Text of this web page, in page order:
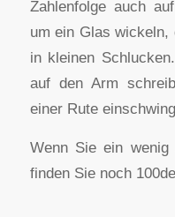
Zahlenfolge auch
um ein Glas
in kleinen
auf den Arm
einer Rute
Wenn Sie ein wenig
finden Sie noch